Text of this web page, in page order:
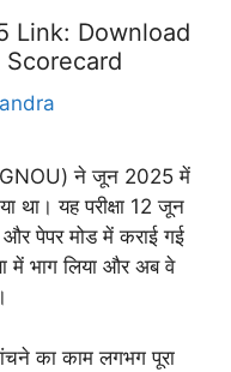
Link: Download
Scorecard
(IGNOU) ने जून 2025 में
था। यह परीक्षा 12 जून
पेपर मोड में कराई गई
में भाग लिया और अब वे
का काम लगभग पूरा